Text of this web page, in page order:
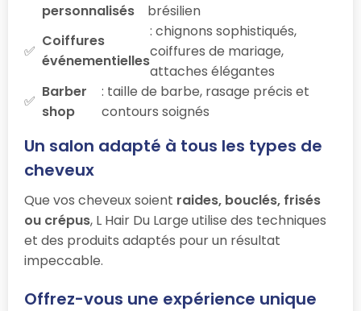
personnalisés
brésilien
Coiffures
événementielles
: chignons sophistiqués,
coiffures de mariage,
attaches élégantes
Barber
shop
: taille de barbe, rasage précis et
contours soignés
Un salon adapté à tous les types de
cheveux
Que vos cheveux soient raides, bouclés, frisés
ou crépus, L Hair Du Large utilise des techniques
et des produits adaptés pour un résultat
impeccable.
Offrez-vous une expérience unique